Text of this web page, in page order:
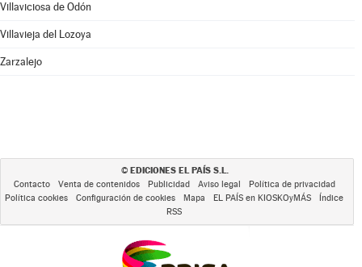
Villaviciosa de Odón
Villavieja del Lozoya
Zarzalejo
© EDICIONES EL PAÍS S.L.
Contacto Venta de contenidos Publicidad Aviso legal
Política de privacidad
Política cookies
Configuración de cookies Mapa EL PAÍS en KIOSKOyMÁS
Índice
RSS